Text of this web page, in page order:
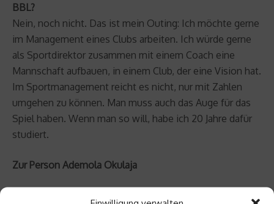
BBL?
Nein, noch nicht. Das ist mein Outing: Ich möchte gerne
im Management eines Clubs arbeiten. Ich würde gerne
als Sportdirektor zusammen mit einem Coach eine
Mannschaft aufbauen, in einem Club, der eine Vision hat.
Im Sportmanagement reicht es nicht, nur mit Zahlen
umgehen zu können. Man muss auch das Auge für das
Spiel haben. Wenn man so will, habe ich 20 Jahre dafür
studiert.
Zur Person Ademola Okulaja